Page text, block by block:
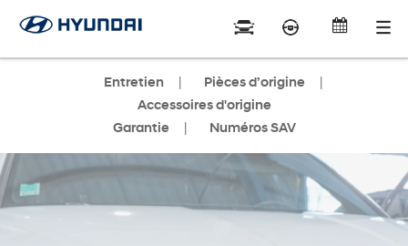
Entretien
Pièces d’origine
Accessoires d'origine
Garantie
Numéros SAV